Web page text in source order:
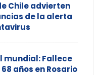
Chile advierten
de la alerta
mundial: Fallece
años en Rosario